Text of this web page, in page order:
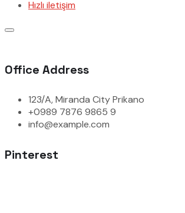
Hızlı iletişim
Office Address
123/A, Miranda City Prikano
+0989 7876 9865 9
info@example.com
Pinterest